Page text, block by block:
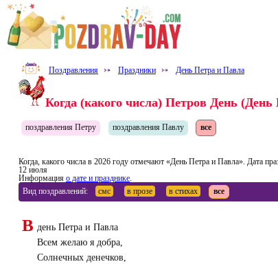
Поздравления ⤐ Праздники ⤐ День Петра и Павла
Когда (какого числа) Петров День
поздравления Петру поздравления Павлу все
Когда, какого числа в 2026 году отмечают «День Петра и Павла». Дата
12 июля
Информация о дате и празднике
Вид поздравлений:
смс в прозе в стихах все
В день Петра и Павла
Всем желаю я добра,
Солнечных денечков,